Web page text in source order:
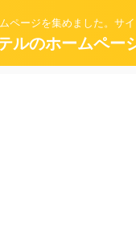
ページを集めました。サ
ルのホームペー